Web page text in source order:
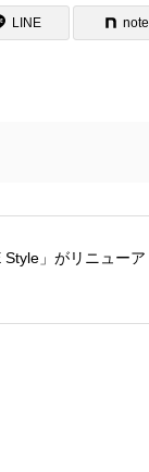
LINE note
Style」がリニューア